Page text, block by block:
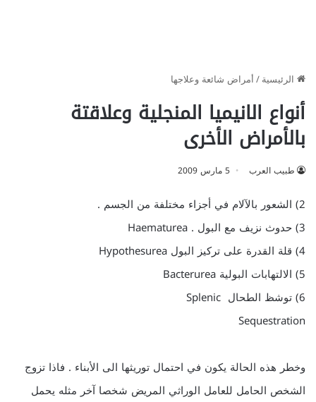
الرئيسية/أمراض شائعة وعلاجها
أنواع الانيميا المنجلية وعلاقتة
بالأمراض الأخرى
طبيب العرب 5 مارس 2009
2) الشعور بالآلام في أجزاء مختلفة من الجسم .
3) حدوث نزيف مع البول . Haematurea
4) قلة القدرة على تركيز البول Hypothesurea
5) الالتهابات البولية Bacterurea
6) توشظ الطحال Splenic
Sequestration
وخطر هذه الحالة يكون في احتمال توريثها الى الأبناء . فاذا تزوج
الشخص الحامل للعامل الوراثي المريض شخصا آخر مثله يحمل